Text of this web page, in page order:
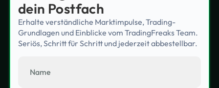
dein Postfach
Erhalte verständliche Marktimpulse, Trading-
Grundlagen und Einblicke vom TradingFreaks Team.
Seriös, Schritt für Schritt und jederzeit abbestellbar.